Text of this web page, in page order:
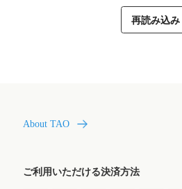
再読み込み
About TAO
ご利用いただける決済方法